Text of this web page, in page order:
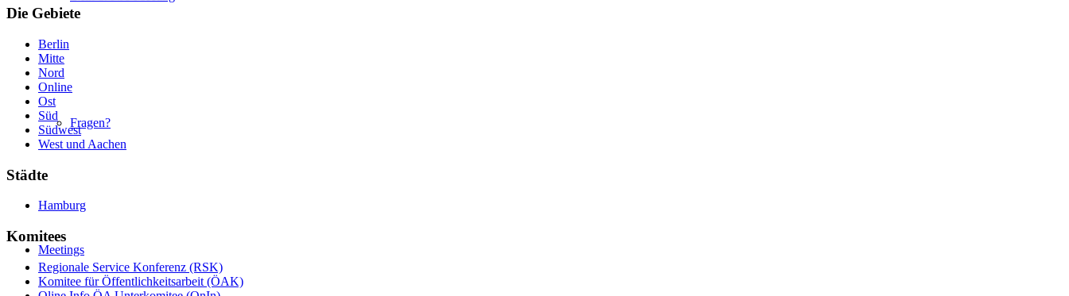
Fragen?
Meetings
Die Gebiete
Berlin
Mitte
Nord
Online
Ost
Süd
Südwest
West und Aachen
Städte
Hamburg
Komitees
Regionale Service Konferenz (RSK)
Komitee für Öffentlichkeitsarbeit (ÖAK)